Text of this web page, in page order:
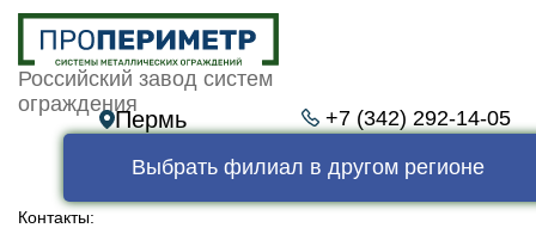
Российский завод систем
ограждения
Пермь +7 (342) 292-14-05
Выбрать филиал в другом регионе
Контакты: